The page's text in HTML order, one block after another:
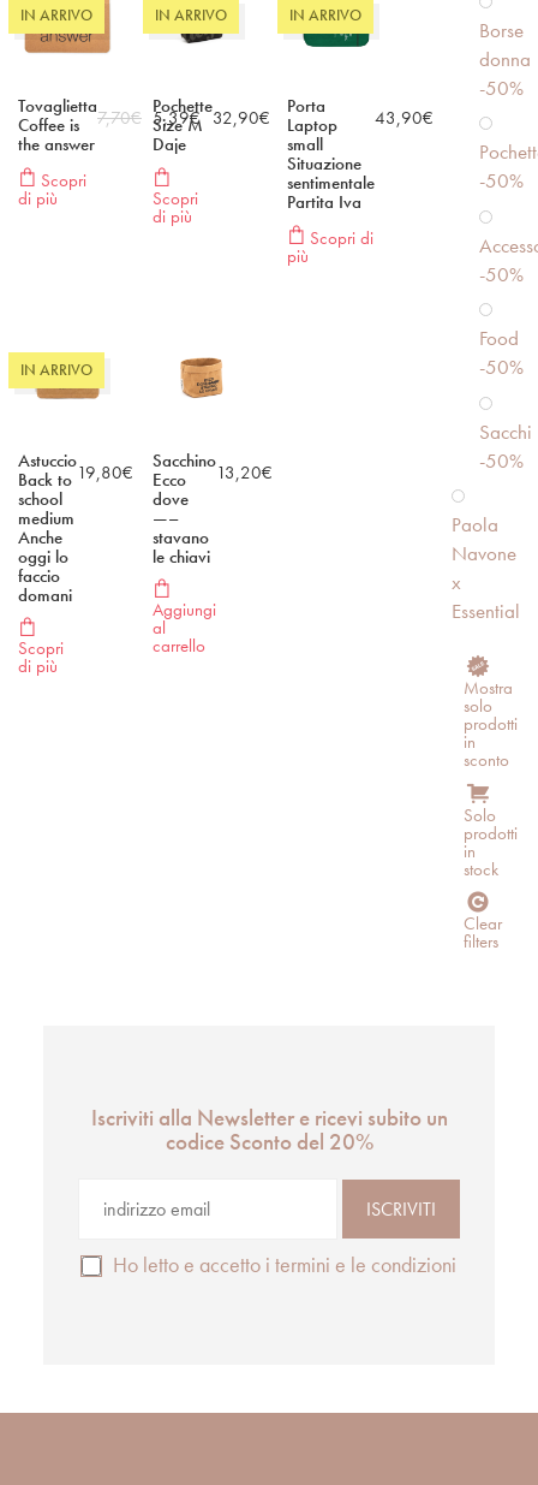
IN ARRIVO
Tovaglietta
Coffee is
the answer
Scopri
di più
7,70€ 5,39€
IN ARRIVO
Pochette
Size M
Daje
Scopri
di più
32,90€
IN ARRIVO
Porta
Laptop
small
Situazione
sentimentale
Partita Iva
Scopri di
più
43,90€
IN ARRIVO
Astuccio
Back to
school
medium
Anche
oggi lo
faccio
domani
Scopri
di più
19,80€
Sacchino
Ecco
dove
—–
stavano
le chiavi
Aggiungi
al
carrello
13,20€
Borse
donna
-50%
-50%
-50%
Food
-50%
Sacchi
-50%
Paola
Navone
x
Essential
Mostra
solo
prodotti
in
sconto
Solo
prodotti
in
stock
Clear
filters
Iscriviti alla Newsletter e ricevi subito un
codice Sconto del 20%
Ho letto e accetto i termini e le condizioni